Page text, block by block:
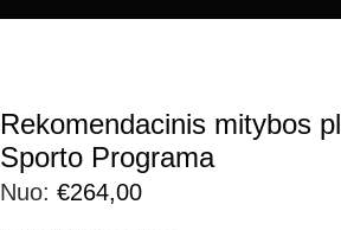
Rekomendacinis mitybos
Sporto Programa
Nuo: €264,00